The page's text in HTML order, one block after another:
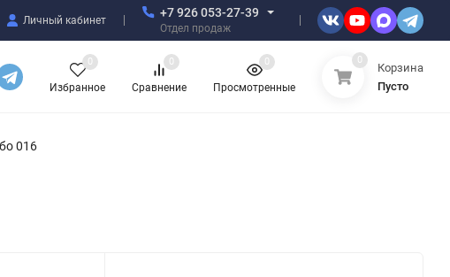
Личный кабинет
+7 926 053-27-39
Отдел продаж
Избранное
0
Сравнение
0
Просмотренные
0 0
Корзина
Пусто
016